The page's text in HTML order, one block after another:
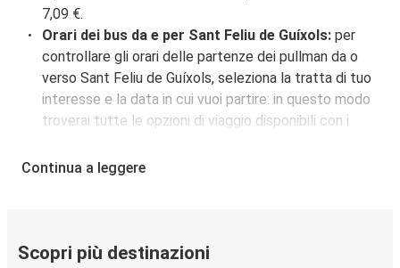
7,09 €.
Orari dei bus da e per Sant Feliu de Guíxols: per
controllare gli orari delle partenze dei pullman da o
verso Sant Feliu de Guíxols, seleziona la tratta di tuo
interesse e la data in cui vuoi partire: in questo modo
troverai tutte le opzioni di viaggio disponibili con i
che trovi in alto su questa questa pagina oppure
Guíxols. Localizzala facilmente utilizzando la mappa
Continua a leggere
Scopri più destinazioni